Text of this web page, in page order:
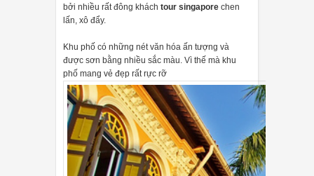
bởi nhiều rất đông khách tour singapore chen
lấn, xô đẩy.
Khu phố có những nét văn hóa ấn tượng và
được sơn bằng nhiều sắc màu. Vì thế mà khu
phố mang vẻ đẹp rất rực rỡ